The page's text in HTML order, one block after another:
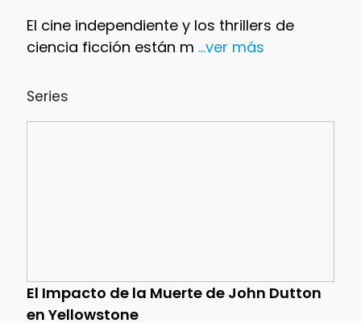
El cine independiente y los thrillers de
ciencia ficción están m ...ver más
Series
El Impacto de la Muerte de John Dutton
en Yellowstone